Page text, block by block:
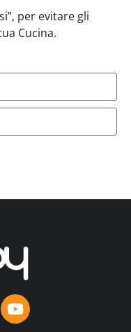
per evitare gli
Cucina.